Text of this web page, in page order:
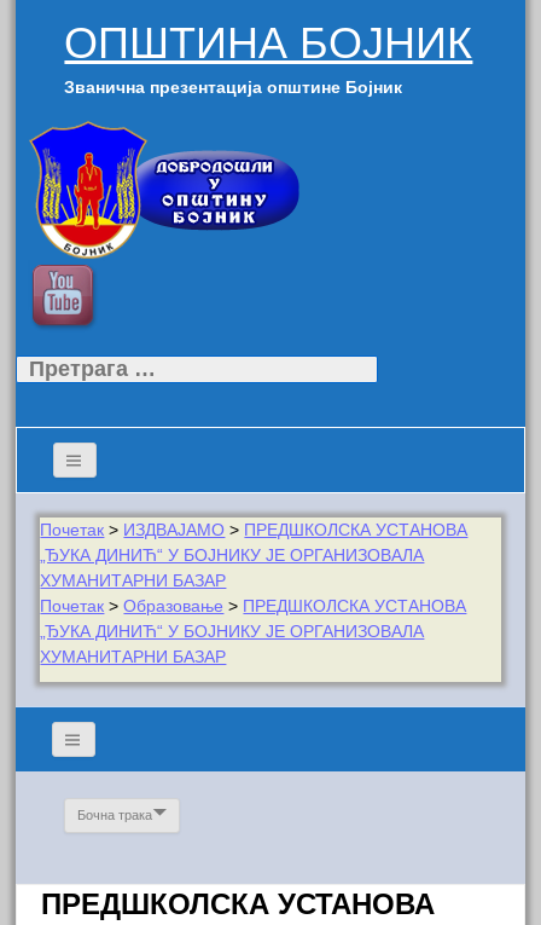
ОПШТИНА БОЈНИК
Званична презентација општине Бојник
Претрага
Почетак > ИЗДВАЈАМО > ПРЕДШКОЛСКА УСТАНОВА
„ЂУКА ДИНИЋ“ У БОЈНИКУ ЈЕ ОРГАНИЗОВАЛА
ХУМАНИТАРНИ БАЗАР
Почетак >Образовање > ПРЕДШКОЛСКА УСТАНОВА
„ЂУКА ДИНИЋ“ У БОЈНИКУ ЈЕ ОРГАНИЗОВАЛА
ХУМАНИТАРНИ БАЗАР
Бочна трака
ПРЕДШКОЛСКА УСТАНОВА